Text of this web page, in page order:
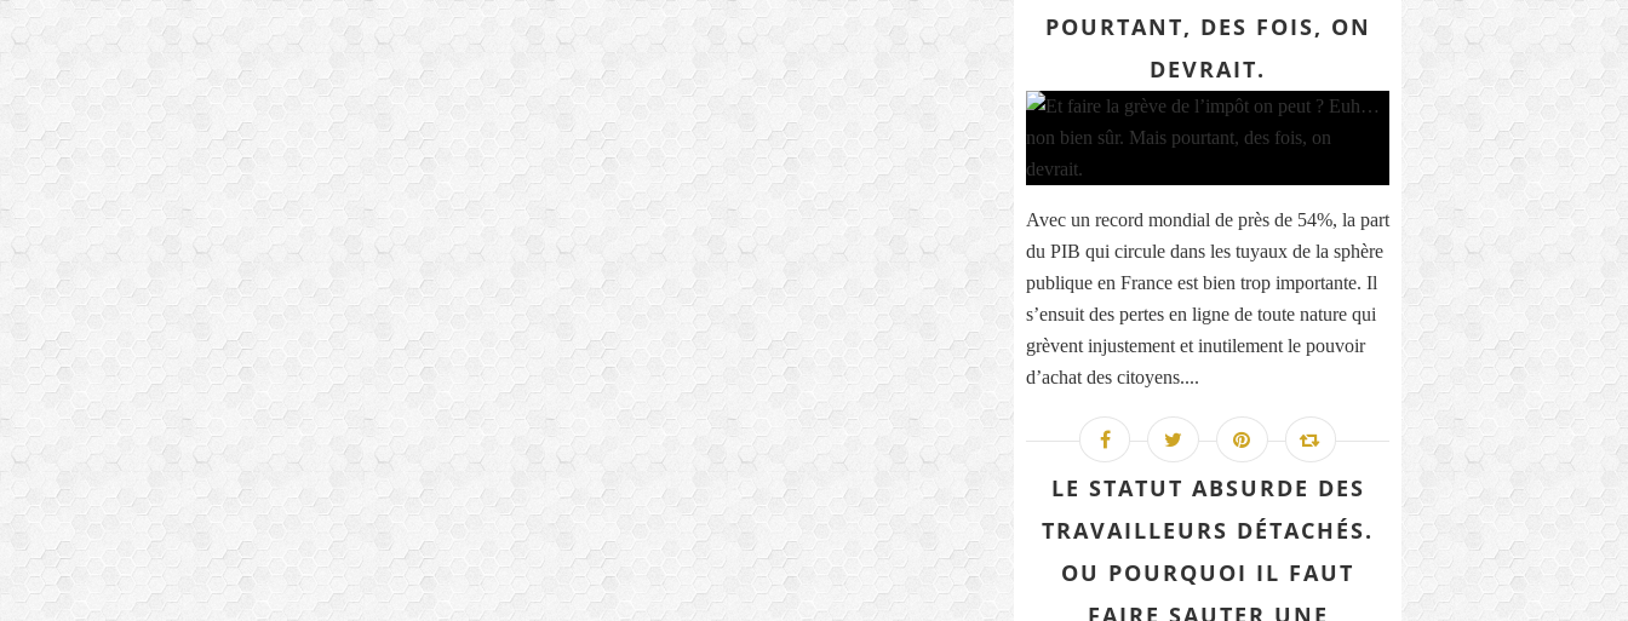
POURTANT, DES FOIS, ON
DEVRAIT.
Avec un record mondial de près de 54%, la part
du PIB qui circule dans les tuyaux de la sphère
publique en France est bien trop importante. Il
s’ensuit des pertes en ligne de toute nature qui
grèvent injustement et inutilement le pouvoir
d’achat des citoyens....
LE STATUT ABSURDE DES
TRAVAILLEURS DÉTACHÉS.
OU POURQUOI IL FAUT
FAIRE SAUTER UNE